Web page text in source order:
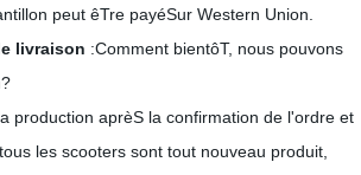
peut êTre payéSur Western Union.
livraison :Comment bientôT, nous pouvons
production aprèS la confirmation de l'ordre et
les scooters sont tout nouveau produit,